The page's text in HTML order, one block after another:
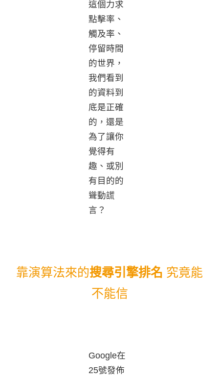
這個力求
點擊率、
觸及率、
停留時間
的世界，
我們看到
的資料到
底是正確
的，還是
為了讓你
覺得有
趣、或別
有目的的
聳動謊
言？
靠演算法來的搜尋引擎排名 究竟能
不能信
Google在
25號發佈